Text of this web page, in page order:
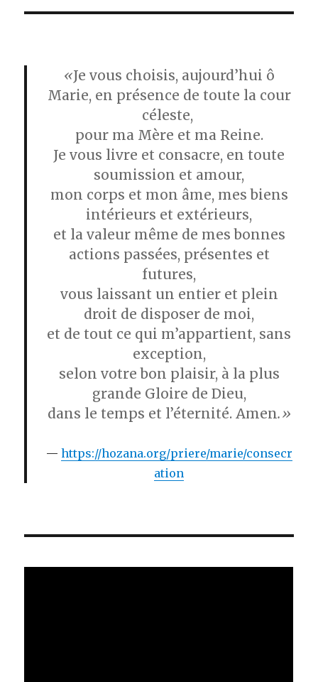
«Je vous choisis, aujourd’hui ô
Marie, en présence de toute la cour
céleste,
pour ma Mère et ma Reine.
Je vous livre et consacre, en toute
soumission et amour,
mon corps et mon âme, mes biens
intérieurs et extérieurs,
et la valeur même de mes bonnes
actions passées, présentes et
futures,
vous laissant un entier et plein
droit de disposer de moi,
et de tout ce qui m’appartient, sans
exception,
selon votre bon plaisir, à la plus
grande Gloire de Dieu,
dans le temps et l’éternité. Amen.»
https://hozana.org/priere/marie/consecr
ation